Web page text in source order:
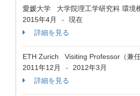
愛媛大学 大学院理工学研究科 環境
2015年4月
-
現在
詳細を見る
ETH Zurich Visiting Professor（兼任
2011年12月
-
2012年3月
詳細を見る